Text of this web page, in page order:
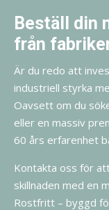
Beställ din
från
Är du redo att
industriell styrka
Oavsett om du
eller en massiv
60 års erfarenhet
Kontakta oss för
skillnaden med en
Rostfritt – byggd